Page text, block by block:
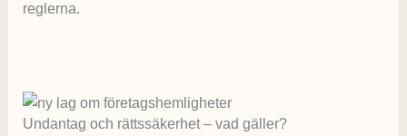
reglerna.
Undantag och rättssäkerhet – vad gäller?